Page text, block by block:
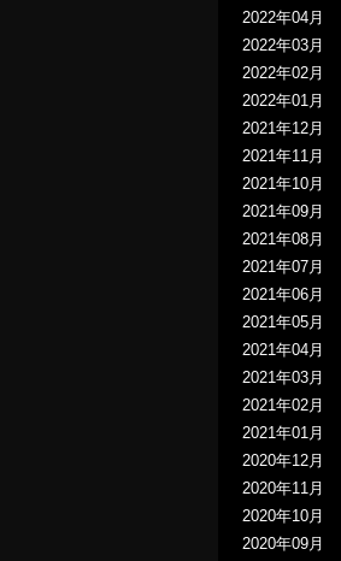
2022年04月
2022年03月
2022年02月
2022年01月
2021年12月
2021年11月
2021年10月
2021年09月
2021年08月
2021年07月
2021年06月
2021年05月
2021年04月
2021年03月
2021年02月
2021年01月
2020年12月
2020年11月
2020年10月
2020年09月